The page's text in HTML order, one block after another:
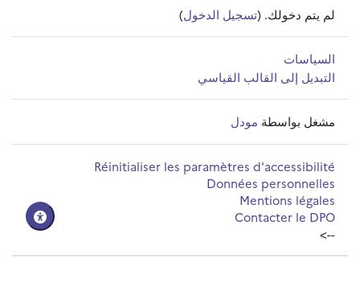
لم يتم دخولك. (تسجيل الدخول)
السياسات
التبديل إلى القالب القياسي
مشغل بواسطة مودل
Réinitialiser les paramètres d'accessibilité
Données personnelles
Mentions légales
Contacter le DPO
-->